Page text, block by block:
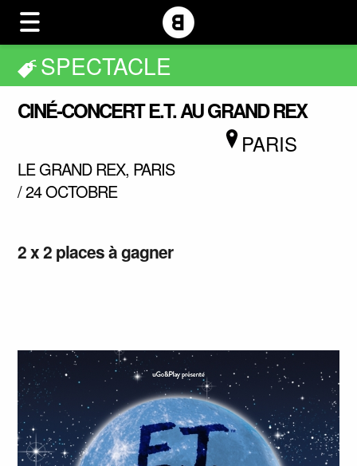
SPECTACLE
CINÉ-CONCERT E.T. AU GRAND REX
PARIS
LE GRAND REX, PARIS
/ 24 OCTOBRE
2 x 2 places à gagner